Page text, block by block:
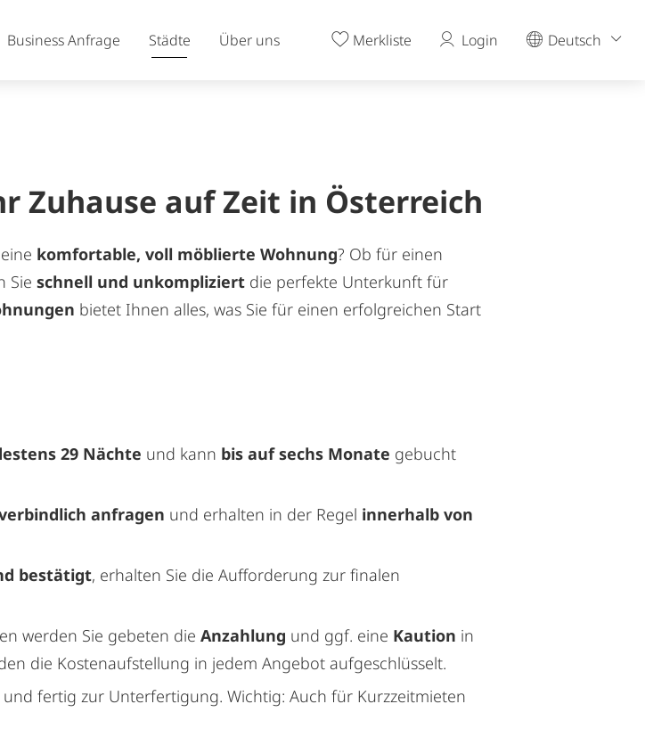
Business Anfrage Städte Über uns Merkliste Login Deutsch
Zuhause auf Zeit in Österreich
komfortable, voll möblierte Wohnung? Ob für einen
Sie schnell und unkompliziert die perfekte Unterkunft für
bietet Ihnen alles, was Sie für einen erfolgreichen Start
29 Nächte und kann bis auf sechs Monate gebucht
anfragen und erhalten in der Regel innerhalb von
bestätigt, erhalten Sie die Aufforderung zur finalen
werden Sie gebeten die Anzahlung und ggf. eine Kaution in
die Kostenaufstellung in jedem Angebot aufgeschlüsselt.
fertig zur Unterfertigung. Wichtig: Auch für Kurzzeitmieten